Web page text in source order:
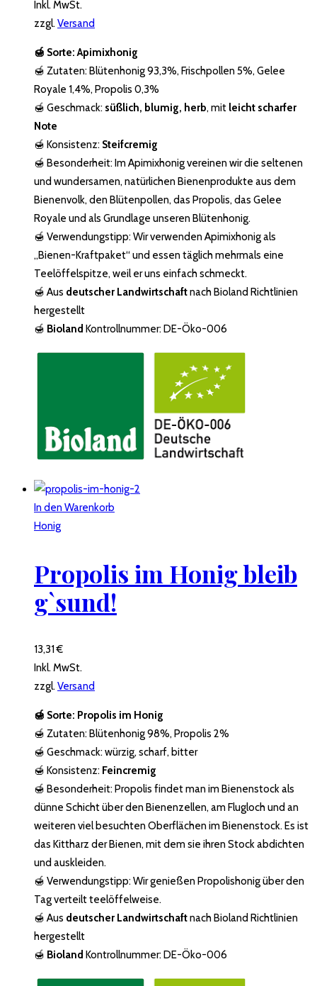
Inkl. MwSt.
zzgl.Versand
🍯 Sorte:Apimixhonig
🍯 Zutaten: Blütenhonig 93,3%, Frischpollen 5%, Gelee
Royale 1,4%, Propolis 0,3%
🍯 Geschmack: süßlich, blumig, herb, mit leicht scharfer
Note
🍯 Konsistenz: Steifcremig
🍯 Besonderheit: Im Apimixhonig vereinen wir die seltenen
und wundersamen, natürlichen Bienenprodukte aus dem
Bienenvolk, den Blütenpollen, das Propolis, das Gelee
Royale und als Grundlage unseren Blütenhonig.
🍯 Verwendungstipp: Wir verwenden Apimixhonig als
„Bienen-Kraftpaket“ und essen täglich mehrmals eine
Teelöffelspitze, weil er uns einfach schmeckt.
🍯 Aus deutscher Landwirtschaftnach Bioland Richtlinien
hergestellt
🍯 Bioland Kontrollnummer: DE-Öko-006
In den Warenkorb
Honig
Propolis im Honig bleib
g`sund!
13,31€
Inkl. MwSt.
zzgl.Versand
🍯 Sorte: Propolis im Honig
🍯 Zutaten: Blütenhonig 98%, Propolis 2%
🍯 Geschmack: würzig, scharf, bitter
🍯 Konsistenz: Feincremig
🍯 Besonderheit: Propolis findet man im Bienenstock als
dünne Schicht über den Bienenzellen, am Flugloch und an
weiteren viel besuchten Oberflächen im Bienenstock. Es ist
das Kittharz der Bienen, mit dem sie ihren Stock abdichten
und auskleiden.
🍯 Verwendungstipp: Wir genießen Propolishonig über den
Tag verteilt teelöffelweise.
🍯 Aus deutscher Landwirtschaftnach Bioland Richtlinien
hergestellt
🍯 Bioland Kontrollnummer: DE-Öko-006